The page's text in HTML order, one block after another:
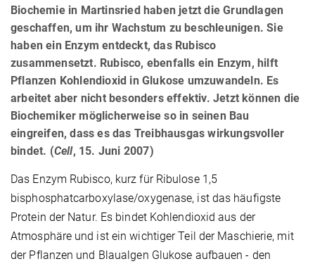
Biochemie in Martinsried haben jetzt die Grundlagen
geschaffen, um ihr Wachstum zu beschleunigen. Sie
haben ein Enzym entdeckt, das Rubisco
zusammensetzt. Rubisco, ebenfalls ein Enzym, hilft
Pflanzen Kohlendioxid in Glukose umzuwandeln. Es
arbeitet aber nicht besonders effektiv. Jetzt können die
Biochemiker möglicherweise so in seinen Bau
eingreifen, dass es das Treibhausgas wirkungsvoller
bindet. (Cell, 15. Juni 2007)
Das Enzym Rubisco, kurz für Ribulose 1,5
bisphosphatcarboxylase/oxygenase, ist das häufigste
Protein der Natur. Es bindet Kohlendioxid aus der
Atmosphäre und ist ein wichtiger Teil der Maschierie, mit
der Pflanzen und Blaualgen Glukose aufbauen - den